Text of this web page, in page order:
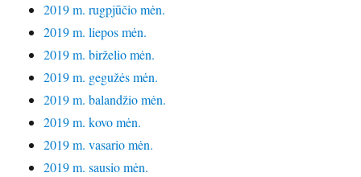
2019 m. rugpjūčio mėn.
2019 m. liepos mėn.
2019 m. birželio mėn.
2019 m. gegužės mėn.
2019 m. balandžio mėn.
2019 m. kovo mėn.
2019 m. vasario mėn.
2019 m. sausio mėn.